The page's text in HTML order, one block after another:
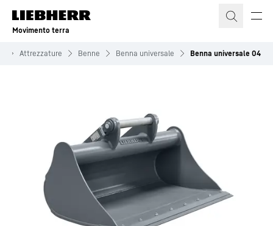
Movimento terra
Attrezzature Benne Benna universale Benna universale 04